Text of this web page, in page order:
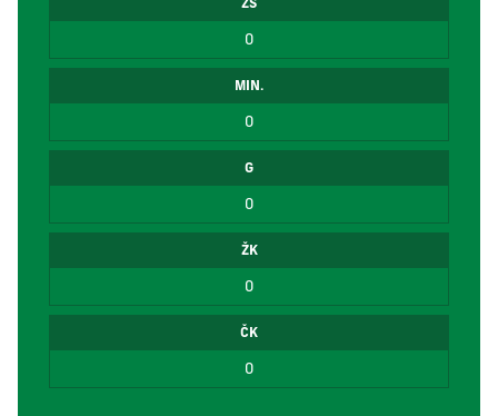
0
MIN.
0
G
0
ŽK
0
ČK
0